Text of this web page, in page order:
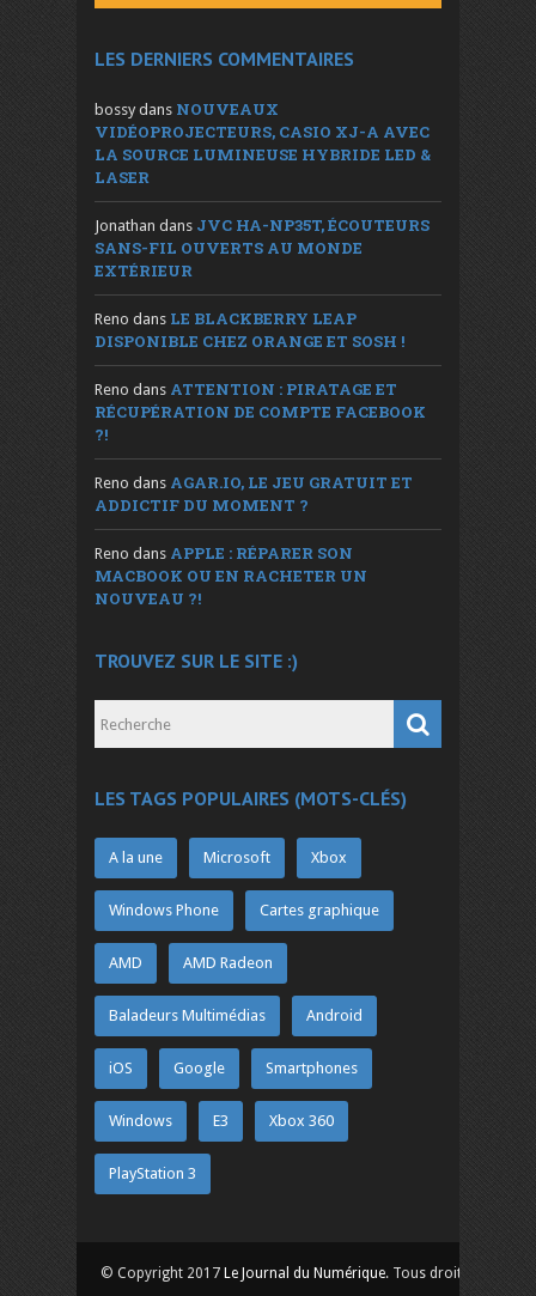
LES DERNIERS COMMENTAIRES
bossy dans NOUVEAUX
VIDÉOPROJECTEURS, CASIO XJ-A AVEC
LA SOURCE LUMINEUSE HYBRIDE LED &
LASER
Jonathan dans JVC HA-NP35T, ÉCOUTEURS
SANS-FIL OUVERTS AU MONDE
EXTÉRIEUR
Reno dans LE BLACKBERRY LEAP
DISPONIBLE CHEZ ORANGE ET SOSH !
Reno dans ATTENTION : PIRATAGE ET
RÉCUPÉRATION DE COMPTE FACEBOOK
?!
Reno dans AGAR.IO, LE JEU GRATUIT ET
ADDICTIF DU MOMENT ?
Reno dans APPLE : RÉPARER SON
MACBOOK OU EN RACHETER UN
NOUVEAU ?!
TROUVEZ SUR LE SITE :)
LES TAGS POPULAIRES (MOTS-CLÉS)
A la une Microsoft Xbox
Windows Phone Cartes graphique
AMD AMD Radeon
Baladeurs Multimédias Android
iOS Google Smartphones
Windows E3 Xbox 360
PlayStation 3
© Copyright 2017 Le Journal du Numérique. Tous droits réservés.